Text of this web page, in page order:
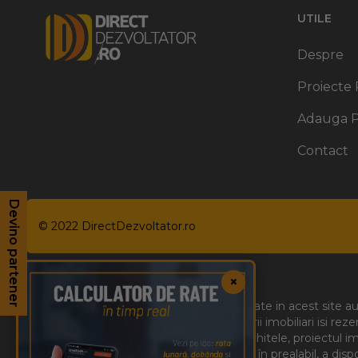
UTILE
Despre
Proiecte
Adauga
Contact
© 2022 DirectDezvoltator.ro
*Informatiile, schitele si imaginile prezentate in acest site
obiliari si pot suferi modificari. Dezvoltatorii imobiliari isi
*Va recomandam sa studiati cu atentie schitele, proiectul
*De asemenea, este necesara verificarea, în prealabil, a
Devino partener
Devino partener ×